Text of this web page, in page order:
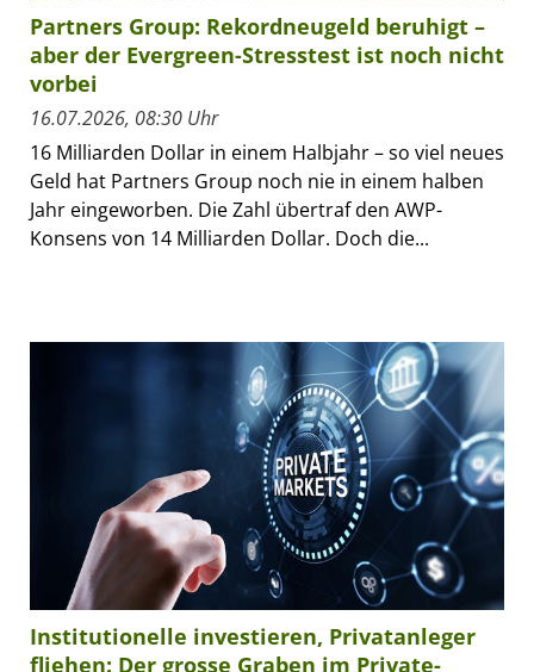
Partners Group: Rekordneugeld beruhigt –
aber der Evergreen-Stresstest ist noch nicht
vorbei
16.07.2026, 08:30 Uhr
16 Milliarden Dollar in einem Halbjahr – so viel neues
Geld hat Partners Group noch nie in einem halben
Jahr eingeworben. Die Zahl übertraf den AWP-
Konsens von 14 Milliarden Dollar. Doch die...
Institutionelle investieren, Privatanleger
fliehen: Der grosse Graben im Private-